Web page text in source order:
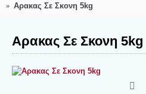
Αρακας Σε Σκονη 5kg
Αρακας Σε Σκονη 5kg